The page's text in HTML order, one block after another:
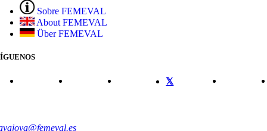
Sobre FEMEVAL
About FEMEVAL
Über FEMEVAL